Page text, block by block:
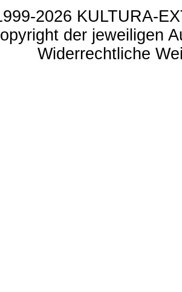
2026 KULTURA-
der jeweiligen
Widerrechtliche